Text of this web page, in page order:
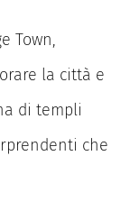
Town,
la città e
di templi
che